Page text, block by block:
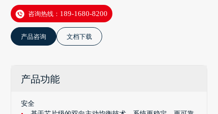
咨询热线： 189-1680-8200
产品咨询 文档下载
产品功能
安全